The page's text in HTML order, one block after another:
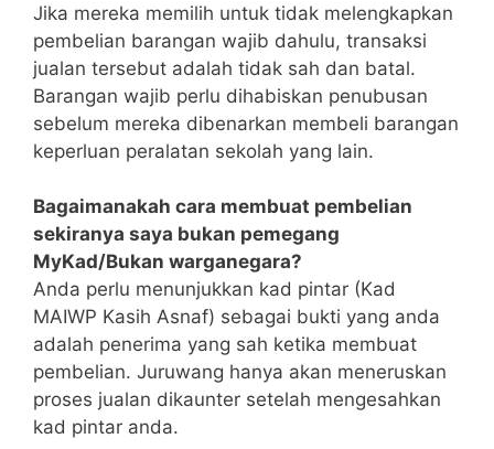
Jika mereka memilih untuk tidak melengkapkan
pembelian barangan wajib dahulu, transaksi
jualan tersebut adalah tidak sah dan batal.
Barangan wajib perlu dihabiskan penubusan
sebelum mereka dibenarkan membeli barangan
keperluan peralatan sekolah yang lain.
Bagaimanakah cara membuat pembelian
sekiranya saya bukan pemegang
MyKad/Bukan warganegara?
Anda perlu menunjukkan kad pintar (Kad
MAIWP Kasih Asnaf) sebagai bukti yang anda
adalah penerima yang sah ketika membuat
pembelian. Juruwang hanya akan meneruskan
proses jualan dikaunter setelah mengesahkan
kad pintar anda.